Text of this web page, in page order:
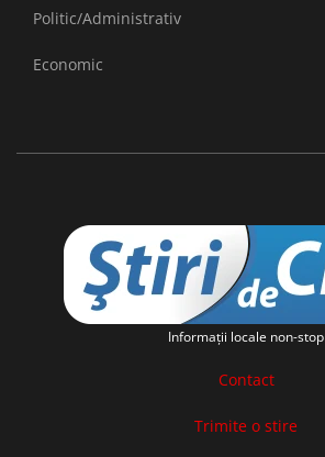
Politic/Administrativ
Economic
Informaţii locale non-stop
Contact
Trimite o stire